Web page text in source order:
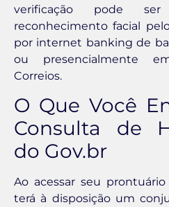
verificação pode
reconhecimento facial
por internet banking de
ou presencialmente
Correios.
O Que Você
Consulta de
do Gov.br
Ao acessar seu
terá à disposição um